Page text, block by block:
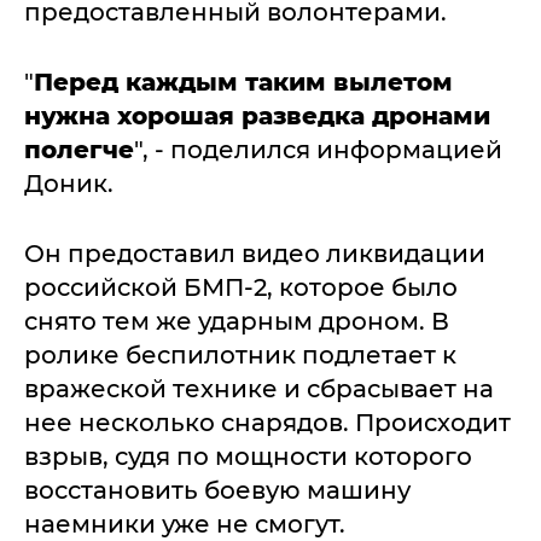
предоставленный волонтерами.
"Перед каждым таким вылетом
нужна хорошая разведка дронами
полегче", - поделился информацией
Доник.
Он предоставил видео ликвидации
российской БМП-2, которое было
снято тем же ударным дроном. В
ролике беспилотник подлетает к
вражеской технике и сбрасывает на
нее несколько снарядов. Происходит
взрыв, судя по мощности которого
восстановить боевую машину
наемники уже не смогут.